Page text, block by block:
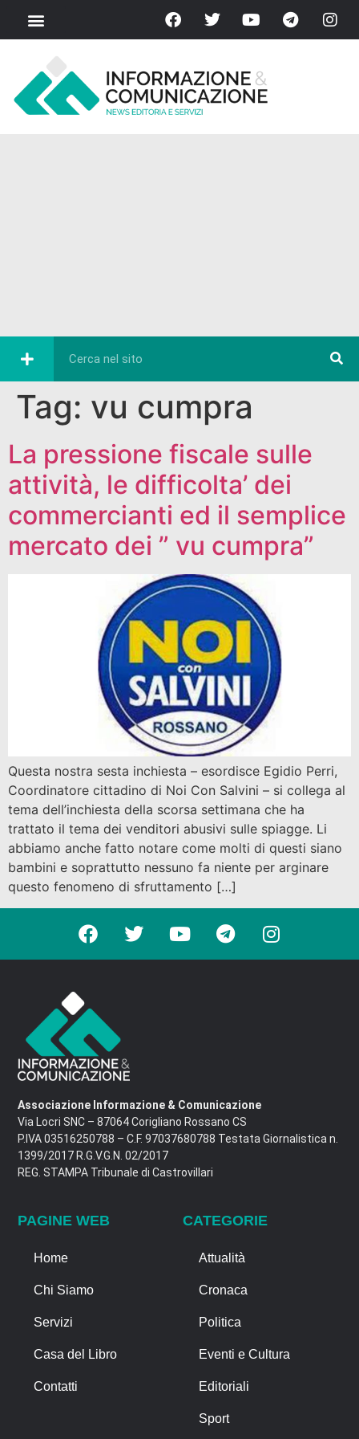
Tag: vu cumpra
La pressione fiscale sulle
attività, le difficolta’ dei
commercianti ed il semplice
mercato dei ” vu cumpra”
Questa nostra sesta inchiesta – esordisce Egidio Perri,
Coordinatore cittadino di Noi Con Salvini – si collega al
tema dell’inchiesta della scorsa settimana che ha
trattato il tema dei venditori abusivi sulle spiagge. Li
abbiamo anche fatto notare come molti di questi siano
bambini e soprattutto nessuno fa niente per arginare
questo fenomeno di sfruttamento […]
Associazione Informazione & Comunicazione
Via Locri SNC – 87064 Corigliano Rossano CS
P.IVA 03516250788 – C.F. 97037680788 Testata Giornalistica n.
1399/2017 R.G.V.G.N. 02/2017
REG. STAMPA Tribunale di Castrovillari
PAGINE WEB
Home
Chi Siamo
Servizi
Casa del Libro
Contatti
CATEGORIE
Attualità
Cronaca
Politica
Eventi e Cultura
Editoriali
Sport